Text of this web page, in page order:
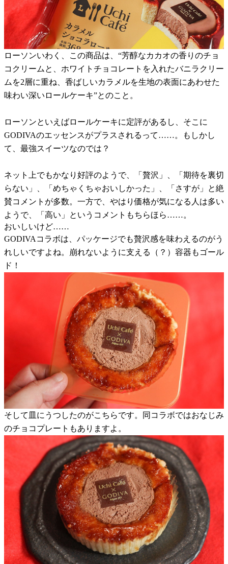
ローソンいわく、この商品は、“芳醇なカカオの香りのチョ
コクリームと、ホワイトチョコレートを入れたバニラクリー
ムを2層に重ね、香ばしいカラメルを生地の表面にあわせた
味わい深いロールケーキ”とのこと。
ローソンといえばロールケーキに定評があるし、そこに
GODIVAのエッセンスがプラスされるって……。もしかし
て、最強スイーツなのでは？
ネット上でもかなり好評のようで、「贅沢」、「期待を裏切
らない」、「めちゃくちゃおいしかった」、「さすが」と絶
賛コメントが多数。一方で、やはり価格が気になる人は多い
ようで、「高い」というコメントもちらほら……。
おいしいけど……
GODIVAコラボは、パッケージでも贅沢感を味わえるのがう
れしいですよね。崩れないように支える（？）容器もゴール
ド！
そして皿にうつしたのがこちらです。同コラボではおなじみ
のチョコプレートもありますよ。